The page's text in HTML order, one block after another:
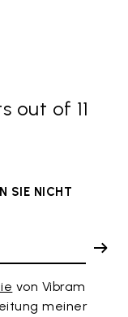
out of 11
SIE NICHT
von Vibram
meiner